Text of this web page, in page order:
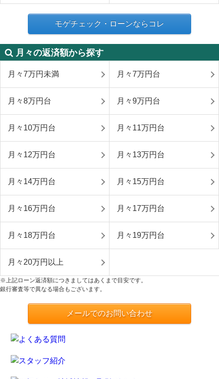
モゲチェック・ローンならコレ
月々の返済額から探す
月々7万円未満 月々7万円台
月々8万円台 月々9万円台
月々10万円台 月々11万円台
月々12万円台 月々13万円台
月々14万円台 月々15万円台
月々16万円台 月々17万円台
月々18万円台 月々19万円台
月々20万円以上
※上記ローン返済額につきましてはあくまで目安です。
銀行審査等で異なる場合もございます。
メールでのお問い合わせ